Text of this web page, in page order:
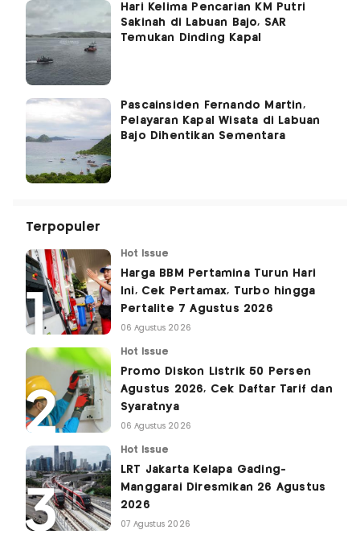
Hari Kelima Pencarian KM Putri
Sakinah di Labuan Bajo, SAR
Temukan Dinding Kapal
Pascainsiden Fernando Martin,
Pelayaran Kapal Wisata di Labuan
Bajo Dihentikan Sementara
Terpopuler
Hot Issue
Harga BBM Pertamina Turun Hari
Ini, Cek Pertamax, Turbo hingga
Pertalite 7 Agustus 2026
06 Agustus 2026
Hot Issue
Promo Diskon Listrik 50 Persen
Agustus 2026, Cek Daftar Tarif dan
Syaratnya
06 Agustus 2026
Hot Issue
LRT Jakarta Kelapa Gading-
Manggarai Diresmikan 26 Agustus
2026
07 Agustus 2026